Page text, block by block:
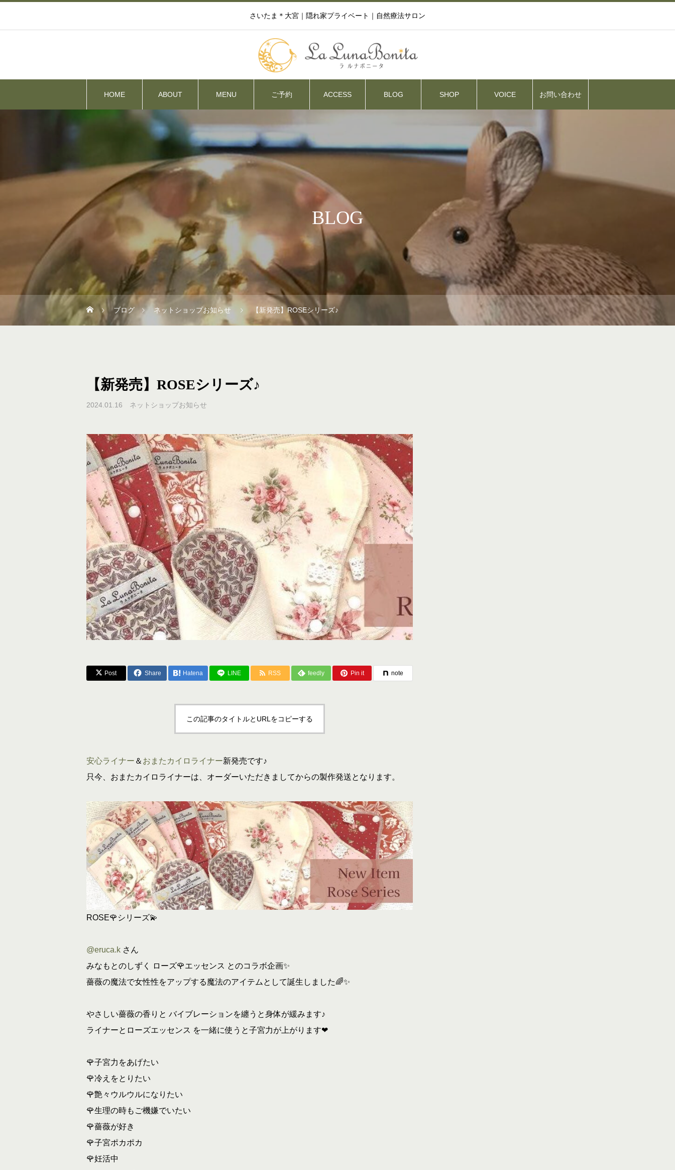
さいたま＊大宮｜隠れ家プライベート｜自然療法サロン
HOME ABOUT MENU ご予約 ACCESS BLOG SHOP VOICE お問い合わせ
BLOG
ブログ ネットショップお知らせ 【新発売】ROSEシリーズ♪
【新発売】ROSEシリーズ♪
2024.01.16 ネットショップお知らせ
Post Share Hatena LINE RSS feedly Pin it note
この記事のタイトルとURLをコピーする
安心ライナー ＆ おまたカイロライナー新発売です♪
只今、おまたカイロライナーは、オーダーいただきましてからの製作発送となります。
ROSE🌹シリーズ💫
@eruca.k さん
みなもとのしずく ローズ🌹エッセンス とのコラボ企画✨
薔薇の魔法で女性性をアップする魔法のアイテムとして誕生しました🌈✨
やさしい薔薇の香りと バイブレーションを纏うと身体が緩みます♪
ライナーとローズエッセンス を一緒に使うと子宮力が上がります❤
🌹子宮力をあげたい
🌹冷えをとりたい
🌹艶々ウルウルになりたい
🌹生理の時もご機嫌でいたい
🌹薔薇が好き
🌹子宮ポカポカ
🌹妊活中